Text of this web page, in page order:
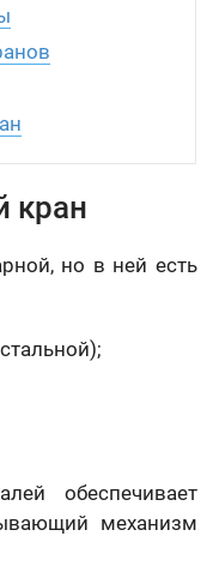
кран
но в ней есть
обеспечивает
механизм